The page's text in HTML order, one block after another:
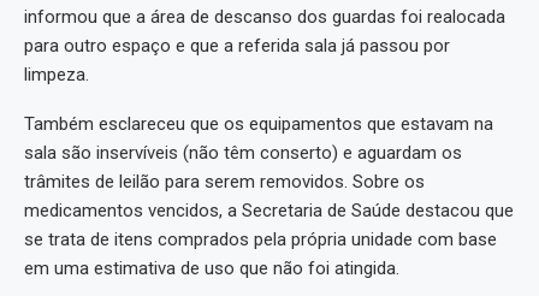
informou que a área de descanso dos guardas foi realocada
para outro espaço e que a referida sala já passou por
limpeza.
Também esclareceu que os equipamentos que estavam na
sala são inservíveis (não têm conserto) e aguardam os
trâmites de leilão para serem removidos. Sobre os
medicamentos vencidos, a Secretaria de Saúde destacou que
se trata de itens comprados pela própria unidade com base
em uma estimativa de uso que não foi atingida.